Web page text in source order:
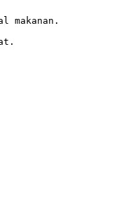
makanan.